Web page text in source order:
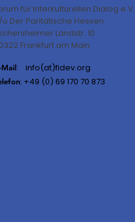
für Interkulturellen Dialog e.V.
Der Paritätische Hessen
Landstr. 10
Frankfurt am Main
Mail: info(at)fidev.org
: +49 (0) 69 170 70 873